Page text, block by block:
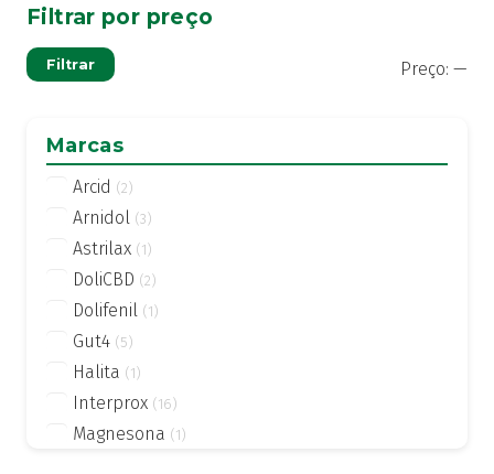
Filtrar por preço
Filtrar Preço: —
Marcas
Arcid (2)
Arnidol (3)
Astrilax (1)
DoliCBD (2)
Dolifenil (1)
Gut4 (5)
Halita (1)
Interprox (16)
Magnesona (1)